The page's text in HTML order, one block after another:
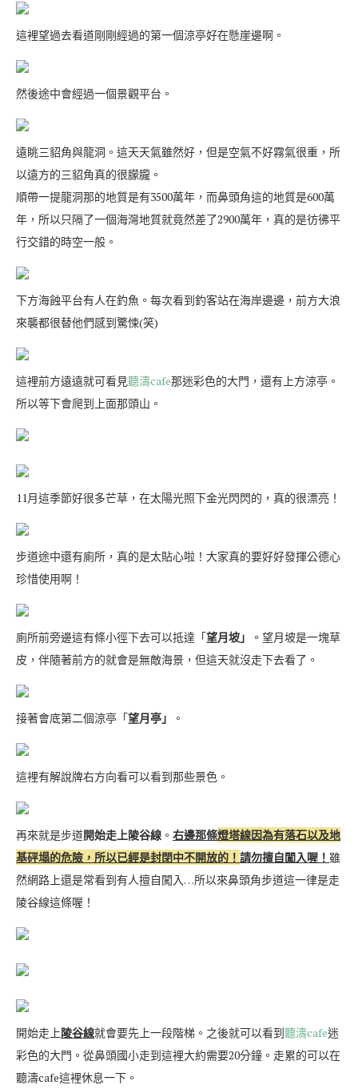
這裡望過去看道剛剛經過的第一個涼亭好在懸崖邊啊。
然後途中會經過一個景觀平台。
遠眺三貂角與龍洞。這天天氣雖然好，但是空氣不好霧氣很重，所
以遠方的三貂角真的很朦朧。
順帶一提龍洞那的地質是有3500萬年，而鼻頭角這的地質是600萬
年，所以只隔了一個海灣地質就竟然差了2900萬年，真的是彷彿平
行交錯的時空一般。
下方海蝕平台有人在釣魚。每次看到釣客站在海岸邊邊，前方大浪
來襲都很替他們感到驚悚(笑)
這裡前方遠遠就可看見聽濤cafe那迷彩色的大門，還有上方涼亭。
所以等下會爬到上面那頭山。
11月這季節好很多芒草，在太陽光照下金光閃閃的，真的很漂亮！
步道途中還有廁所，真的是太貼心啦！大家真的要好好發揮公德心
珍惜使用啊！
廁所前旁邊這有條小徑下去可以抵達「望月坡」
。望月坡是一塊草
皮，伴隨著前方的就會是無敵海景，但這天就沒走下去看了。
接著會底第二個涼亭「望月亭」 。
這裡有解說牌右方向看可以看到那些景色。
再來就是步道開始走上陵谷線 。 右邊那條燈塔線因為有落石以及地
基砰塌的危險，所以已經是封閉中不開放的！ 請勿擅自闖入喔！ 雖
然網路上還是常看到有人擅自闖入…所以來鼻頭角步道這一律是走
陵谷線這條喔！
開始走上陵谷線就會要先上一段階梯。之後就可以看到聽濤cafe迷
彩色的大門。從鼻頭國小走到這裡大約需要20分鐘。走累的可以在
聽濤cafe這裡休息一下。